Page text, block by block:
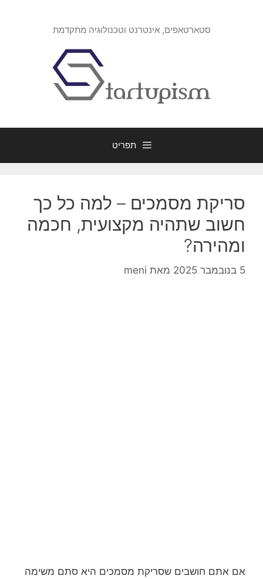
סטארטאפים, אינטרנט וטכנולוגיה מתקדמת
תפריט
סריקת מסמכים – למה כל כך
חשוב שתהיה מקצועית, חכמה
ומהירה?
5 בנובמבר 2025 מאת meni
אם אתם חושבים שסריקת מסמכים היא סתם משימה